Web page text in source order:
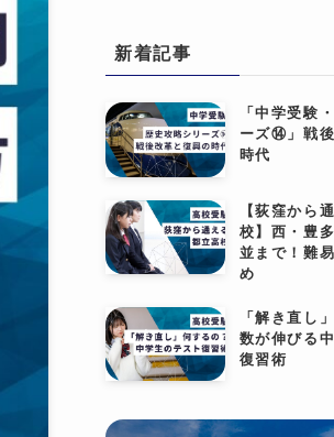
新着記事
「中学受験
ーズ⑭」戦
時代
【荻窪から
校】西・豊
並まで！難
め
「解き直し
数が伸びる
復習術